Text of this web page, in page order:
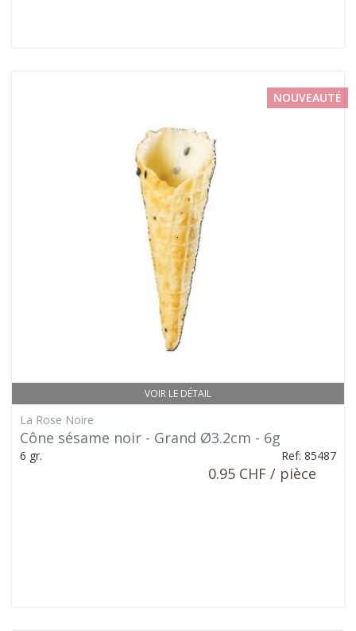
VOIR LE DÉTAIL
NOUVEAUTÉ
La Rose Noire
Cône sésame noir - Grand Ø3.2cm - 6g
6 gr. Ref: 85487
0.95 CHF / pièce